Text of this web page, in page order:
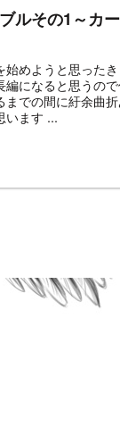
ルその1～カ
始めようと思った
編になると思うの
までの間に紆余曲
います ...